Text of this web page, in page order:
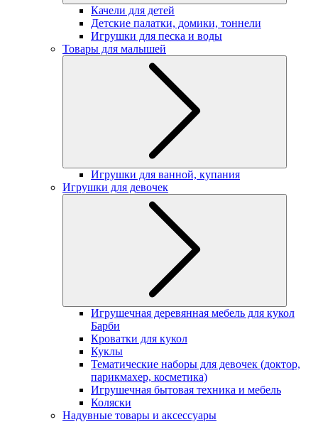
Качели для детей
Детские палатки, домики, тоннели
Игрушки для песка и воды
Товары для малышей
Игрушки для ванной, купания
Игрушки для девочек
Игрушечная деревянная мебель для кукол
Барби
Кроватки для кукол
Куклы
Тематические наборы для девочек (доктор,
парикмахер, косметика)
Игрушечная бытовая техника и мебель
Коляски
Надувные товары и аксессуары